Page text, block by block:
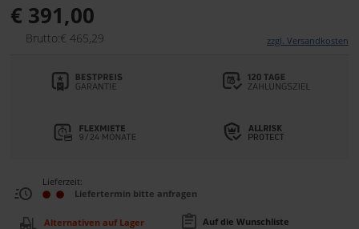
€ 391,00
Brutto:€ 465,29 zzgl. Versandkosten
Lieferzeit:
Liefertermin bitte anfragen
Alternativen auf Lager Auf die Wunschliste